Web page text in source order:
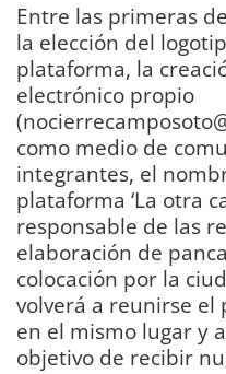
Entre las primeras
la elección del
plataforma, la
electrónico propio
como medio de
integrantes, el
plataforma ‘La otra
responsable de las
elaboración de
colocación por la
volverá a reunirse el
en el mismo lugar y
objetivo de recibir